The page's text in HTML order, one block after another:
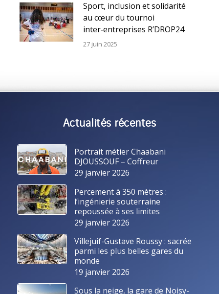
Sport, inclusion et solidarité
au cœur du tournoi
inter‑entreprises R’DROP24
27 juin 2025
Actualités récentes
Portrait métier Chaabani
DJOUSSOUF – Coffreur
29 janvier 2026
Percement à 350 mètres :
l’ingénierie souterraine
repoussée à ses limites
29 janvier 2026
Villejuif-Gustave Roussy : sacrée
parmi les plus belles gares du
monde
19 janvier 2026
Sous la neige, la gare de Noisy-